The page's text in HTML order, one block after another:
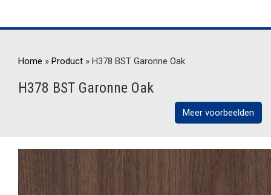
Home » Product » H378 BST Garonne Oak
H378 BST Garonne Oak
Meer voorbeelden